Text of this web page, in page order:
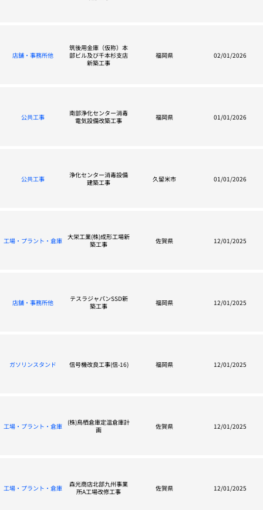
店舗・事務所他
筑後用金庫（仮称）本
部ビル及び千本杉支店
新築工事
福岡県 02/01/2026
公共工事
南部浄化センター消毒
電気設備改築工事
福岡県 01/01/2026
公共工事
浄化センター消毒設備
建築工事
久留米市 01/01/2026
工場・プラント・倉庫 大栄工業(株)成形工場新
築工事
佐賀県 12/01/2025
店舗・事務所他
テスラジャパンSSD新
築工事
福岡県 12/01/2025
ガソリンスタンド 信号機改良工事(信-16) 福岡県 12/01/2025
工場・プラント・倉庫
(株)鳥栖倉庫定温倉庫計
画
佐賀県 12/01/2025
工場・プラント・倉庫
森光商店北部九州事業
所A工場改修工事
佐賀県 12/01/2025